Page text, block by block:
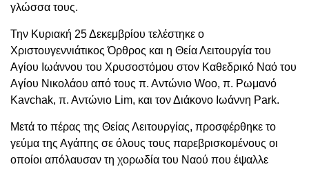
γλώσσα τους.
Την Κυριακή 25 Δεκεμβρίου τελέστηκε ο
Χριστουγεννιάτικος Όρθρος και η Θεία Λειτουργία του
Αγίου Ιωάννου του Χρυσοστόμου στον Καθεδρικό Ναό του
Αγίου Νικολάου από τους π. Αντώνιο Woo, π. Ρωμανό
Kavchak, π. Αντώνιο Lim, και τον Διάκονο Ιωάννη Park.
Μετά το πέρας της Θείας Λειτουργίας, προσφέρθηκε το
γεύμα της Αγάπης σε όλους τους παρεβρισκομένους οι
οποίοι απόλαυσαν τη χορωδία του Ναού που έψαλλε